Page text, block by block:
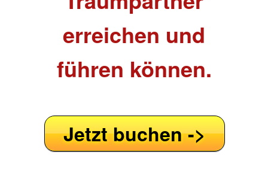
erreichen und
führen können.
Jetzt buchen ->